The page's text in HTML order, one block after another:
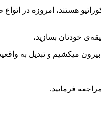
هستند، امروزه در
خودتان بسازید،
میکشیم و تبدیل به
مراجعه فرمایید.